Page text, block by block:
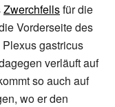
Zwerchfellsfür die
Vorderseite des
gastricus
verläuft auf
so auch auf
wo er den